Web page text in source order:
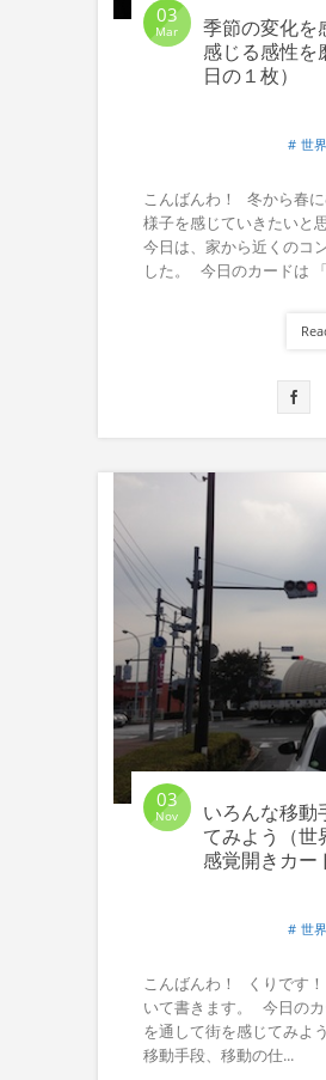
03
Mar
季節の変化を
感じる感性を
日の１枚）
世
こんばんわ！ 冬から春
様子を感じていきたいと
今日は、家から近くのコ
した。 今日のカードは
03
Nov
いろんな移動
てみよう（世
感覚開きカー
世
こんばんわ！ くりです
いて書きます。 今日の
を通して街を感じてみよ
移動手段、移動の仕...